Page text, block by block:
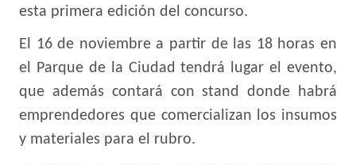
esta primera edición del concurso.
El 16 de noviembre a partir de las 18 horas en
el Parque de la Ciudad tendrá lugar el evento,
que además contará con stand donde habrá
emprendedores que comercializan los insumos
y materiales para el rubro.